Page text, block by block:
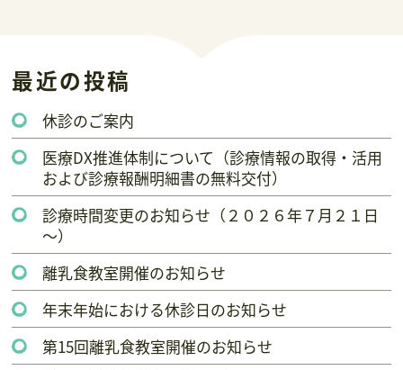
最近の投稿
休診のご案内
医療DX推進体制について（診療情報の取得・活用
および診療報酬明細書の無料交付）
診療時間変更のお知らせ（２０２６年７月２１日
～）
離乳食教室開催のお知らせ
年末年始における休診日のお知らせ
第15回離乳食教室開催のお知らせ